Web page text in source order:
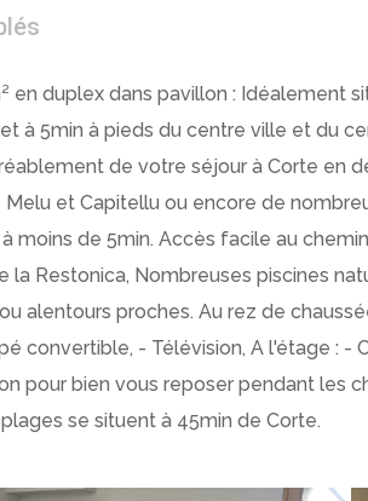
en duplex dans pavillon : Idéalement
à 5min à pieds du centre ville et du
de votre séjour à Corte en
Melu et Capitellu ou encore de
moins de 5min. Accès facile au
la Restonica, Nombreuses piscines
alentours proches. Au rez de
convertible, - Télévision, A l'étage : -
pour bien vous reposer pendant les
se situent à 45min de Corte.